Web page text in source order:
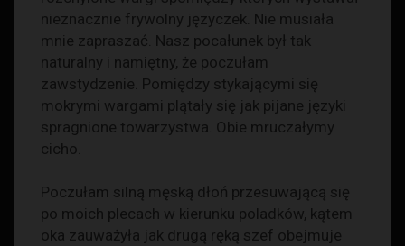
nieznacznie frywolny języczek. Nie musiała
mnie zapraszać. Nasz pocałunek był tak
naturalny i namiętny, że poczułam
zawstydzenie. Pomiędzy stykającymi się
mokrymi wargami plątały się jak pijane języki
spragnione towarzystwa. Obie mruczałymy
cicho.
Poczułam silną męską dłoń przesuwającą się
po moich plecach w kierunku poladków, kątem
oka zauważyła jak drugą ręką szef obejmuje